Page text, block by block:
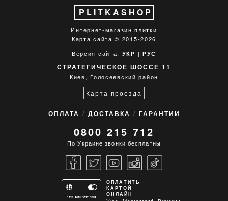
PLITKASHOP
Интернет-магазин плитки
Карта сайта © 2015-2026
Версия сайта: УКР | РУС
СТРАТЕГИЧЕСКОЕ ШОССЕ 11
Киев, Голосеевский район
Карта проезда
ОПЛАТА ДОСТАВКА ГАРАНТИИ
0800 215 712
По Украине звонки бесплатны
1234 5678 9012 3456
ОПЛАТИТЬ
КАРТОЙ
ОНЛАЙН